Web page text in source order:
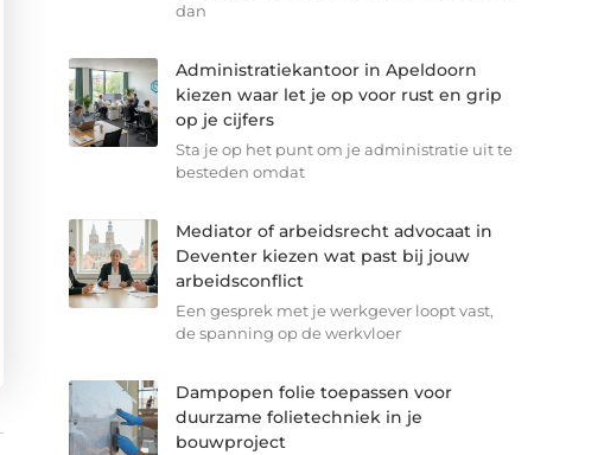
dan
Administratiekantoor in Apeldoorn
kiezen waar let je op voor rust en grip
op je cijfers
Sta je op het punt om je administratie uit te
besteden omdat
Mediator of arbeidsrecht advocaat in
Deventer kiezen wat past bij jouw
arbeidsconflict
Een gesprek met je werkgever loopt vast,
de spanning op de werkvloer
Dampopen folie toepassen voor
duurzame folietechniek in je
bouwproject